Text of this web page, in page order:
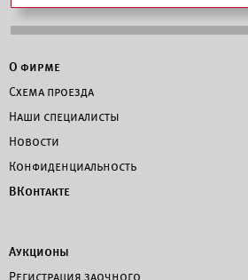
О фирме
Схема проезда
Наши специалисты
Новости
Конфиденциальность
ВКонтакте
Аукционы
Регистрация заочного